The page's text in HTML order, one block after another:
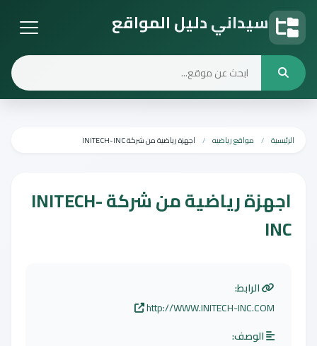
سيداني دليل المواقع
الرئيسية مواقع رياضيه اجهزة رياضية من شركة INITECH-INC
اجهزة رياضية من شركة INITECH-
INC
الرابط:
http://WWW.INITECH-INC.COM
الوصف: